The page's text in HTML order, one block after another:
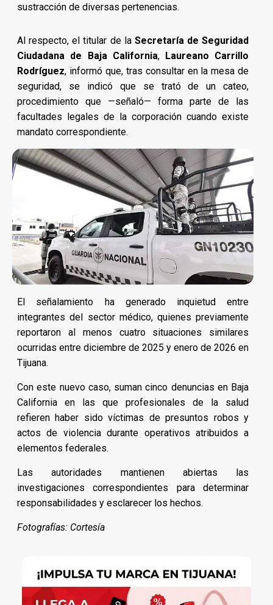
sustracción de diversas pertenencias.
Al respecto, el titular de la Secretaría de Seguridad
Ciudadana de Baja California, Laureano Carrillo
Rodríguez, informó que, tras consultar en la mesa de
seguridad, se indicó que se trató de un cateo,
procedimiento que —señaló— forma parte de las
facultades legales de la corporación cuando existe
mandato correspondiente.
El señalamiento ha generado inquietud entre
integrantes del sector médico, quienes previamente
reportaron al menos cuatro situaciones similares
ocurridas entre diciembre de 2025 y enero de 2026 en
Tijuana.
Con este nuevo caso, suman cinco denuncias en Baja
California en las que profesionales de la salud
refieren haber sido víctimas de presuntos robos y
actos de violencia durante operativos atribuidos a
elementos federales.
Las autoridades mantienen abiertas las
investigaciones correspondientes para determinar
responsabilidades y esclarecer los hechos.
Fotografías: Cortesía